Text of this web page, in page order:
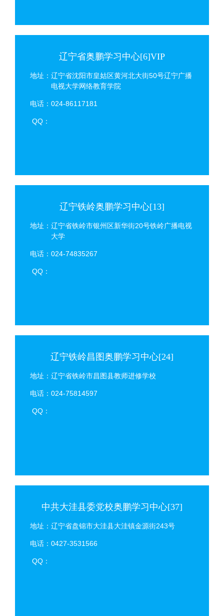
辽宁省奥鹏学习中心[6]VIP
地址：辽宁省沈阳市皇姑区黄河北大街50号辽宁广播
电视大学网络教育学院
电话：024-86117181
QQ：
辽宁铁岭奥鹏学习中心[13]
地址：辽宁省铁岭市银州区新华街20号铁岭广播电视
大学
电话：024-74835267
QQ：
辽宁铁岭昌图奥鹏学习中心[24]
地址：辽宁省铁岭市昌图县教师进修学校
电话：024-75814597
QQ：
中共大洼县委党校奥鹏学习中心[37]
地址：辽宁省盘锦市大洼县大洼镇金源街243号
电话：0427-3531566
QQ：